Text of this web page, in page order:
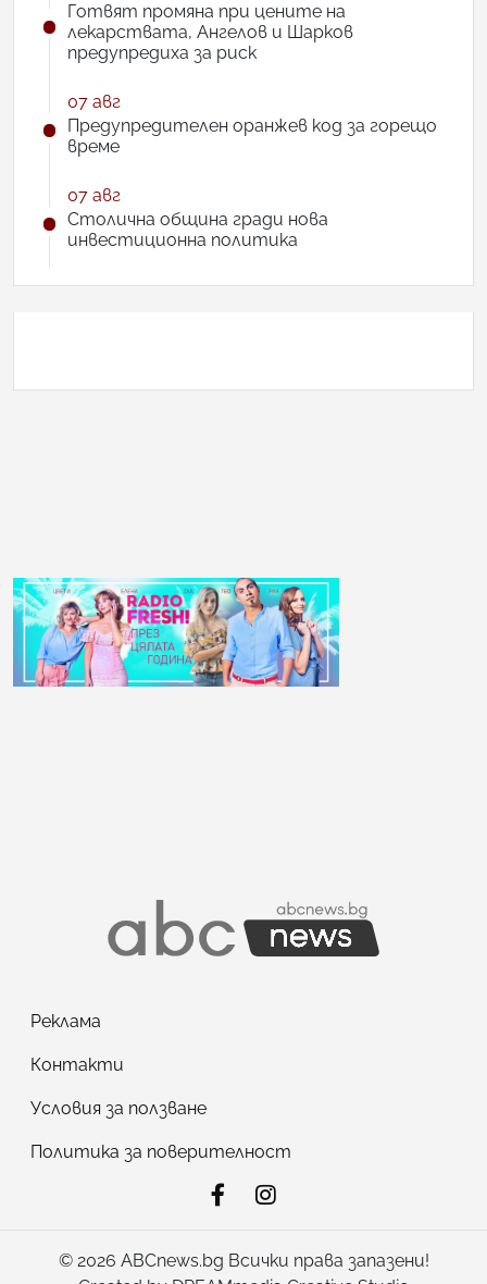
Готвят промяна при цените на
лекарствата, Ангелов и Шарков
предупредиха за риск
07 авг
Предупредителен оранжев код за горещо
време
07 авг
Столична община гради нова
инвестиционна политика
Реклама
Контакти
Условия за ползване
Политика за поверителност
© 2026 ABCnews.bg Всички права запазени!